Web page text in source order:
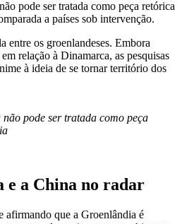
pode ser tratada como peça retórica
a países sob intervenção.
entre os groenlandeses. Embora
relação à Dinamarca, as pesquisas
à ideia de se tornar território dos
pode ser tratada como peça
e a China no radar
afirmando que a Groenlândia é